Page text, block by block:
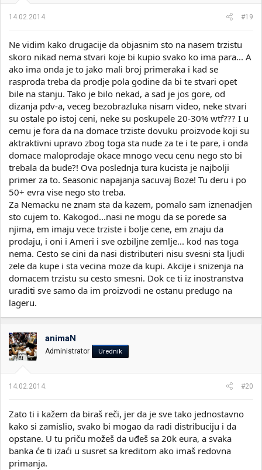
14.02.2014. #19
Ne vidim kako drugacije da objasnim sto na nasem trzistu
skoro nikad nema stvari koje bi kupio svako ko ima para... A
ako ima onda je to jako mali broj primeraka i kad se
rasproda treba da prodje pola godine da bi te stvari opet
bile na stanju. Tako je bilo nekad, a sad je jos gore, od
dizanja pdv-a, veceg bezobrazluka nisam video, neke stvari
su ostale po istoj ceni, neke su poskupele 20-30% wtf??? I u
cemu je fora da na domace trziste dovuku proizvode koji su
aktraktivni upravo zbog toga sta nude za te i te pare, i onda
domace maloprodaje okace mnogo vecu cenu nego sto bi
trebala da bude?! Ova poslednja tura kucista je najbolji
primer za to. Seasonic napajanja sacuvaj Boze! Tu deru i po
50+ evra vise nego sto treba.
Za Nemacku ne znam sta da kazem, pomalo sam iznenadjen
sto cujem to. Kakogod...nasi ne mogu da se porede sa
njima, em imaju vece trziste i bolje cene, em znaju da
prodaju, i oni i Ameri i sve ozbiljne zemlje... kod nas toga
nema. Cesto se cini da nasi distributeri nisu svesni sta ljudi
zele da kupe i sta vecina moze da kupi. Akcije i snizenja na
domacem trzistu su cesto smesni. Dok ce ti iz inostranstva
uraditi sve samo da im proizvodi ne ostanu predugo na
lageru.
animaN
Administrator Urednik
14.02.2014. #20
Zato ti i kažem da biraš reči, jer da je sve tako jednostavno
kako si zamislio, svako bi mogao da radi distribuciju i da
opstane. U tu priču možeš da uđeš sa 20k eura, a svaka
banka će ti izaći u susret sa kreditom ako imaš redovna
primanja.